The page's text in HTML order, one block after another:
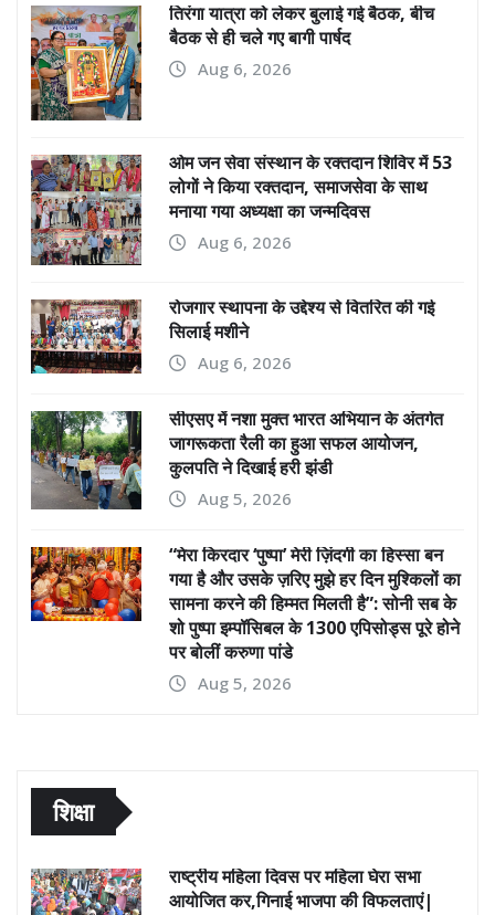
तिरंगा यात्रा को लेकर बुलाई गई बैठक, बीच
बैठक से ही चले गए बागी पार्षद
Aug 6, 2026
ओम जन सेवा संस्थान के रक्तदान शिविर में 53
लोगों ने किया रक्तदान, समाजसेवा के साथ
मनाया गया अध्यक्षा का जन्मदिवस
Aug 6, 2026
रोजगार स्थापना के उद्देश्य से वितरित की गई
सिलाई मशीने
Aug 6, 2026
सीएसए में नशा मुक्त भारत अभियान के अंतर्गत
जागरूकता रैली का हुआ सफल आयोजन,
कुलपति ने दिखाई हरी झंडी
Aug 5, 2026
“मेरा किरदार ‘पुष्पा’ मेरी ज़िंदगी का हिस्सा बन
गया है और उसके ज़रिए मुझे हर दिन मुश्किलों का
सामना करने की हिम्मत मिलती है”: सोनी सब के
शो पुष्पा इम्पॉसिबल के 1300 एपिसोड्स पूरे होने
पर बोलीं करुणा पांडे
Aug 5, 2026
शिक्षा
राष्ट्रीय महिला दिवस पर महिला घेरा सभा
आयोजित कर,गिनाई भाजपा की विफलताएं|